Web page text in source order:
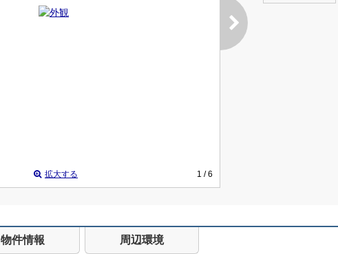
拡大する 1 / 6
物件情報 周辺環境